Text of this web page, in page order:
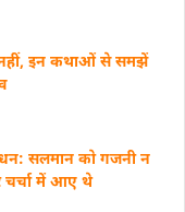
इन कथाओं से समझें
सलमान को गजनी न
चर्चा में आए थे